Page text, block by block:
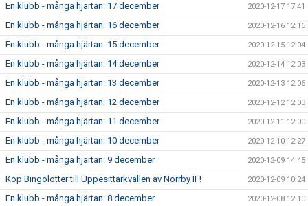
En klubb - många hjärtan: 17 december 2020-12-17 17:41
En klubb - många hjärtan: 16 december 2020-12-16 12:16
En klubb - många hjärtan: 15 december 2020-12-15 12:04
En klubb - många hjärtan: 14 december 2020-12-14 12:03
En klubb - många hjärtan: 13 december 2020-12-13 12:06
En klubb - många hjärtan: 12 december 2020-12-12 12:03
En klubb - många hjärtan: 11 december 2020-12-11 12:00
En klubb - många hjärtan: 10 december 2020-12-10 12:27
En klubb - många hjärtan: 9 december 2020-12-09 14:45
Köp Bingolotter till Uppesittarkvällen av Norrby IF! 2020-12-09 10:24
En klubb - många hjärtan: 8 december 2020-12-08 12:10